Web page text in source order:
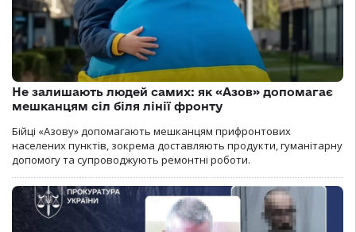
Не залишають людей самих: як «Азов» допомагає
мешканцям сіл біля лінії фронту
Бійці «Азову» допомагають мешканцям прифронтових
населених пунктів, зокрема доставляють продукти, гуманітарну
допомогу та супроводжують ремонтні роботи.